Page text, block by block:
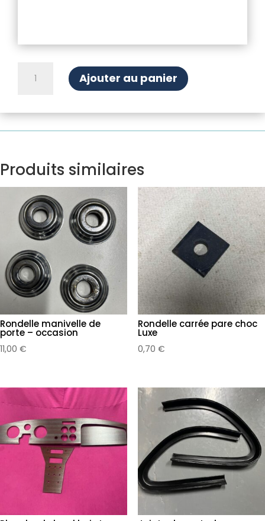
(4
pièces)
Ajouter au panier
Produits similaires
Rondelle manivelle de
porte – occasion
11,00 €
Rondelle carrée pare choc
Luxe
0,70 €